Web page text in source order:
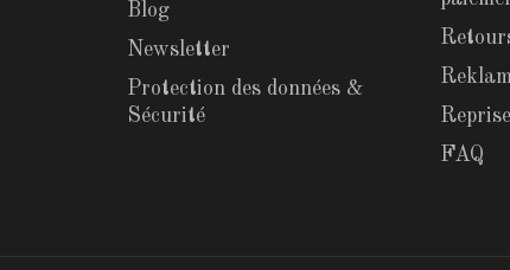
Blog
Newsletter
Protection des données &
Sécurité
FAQ